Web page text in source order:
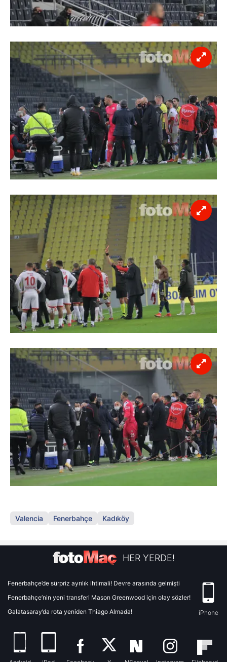
Valencia Fenerbahçe Kadıköy
HER YERDE!
Fenerbahçe’de sürpriz ayrılık ihtimali! Devre arasında gelmişti
Fenerbahçe’nin yeni transferi Mason Greenwood için olay sözler!
Galatasaray’da rota yeniden Thiago Almada!
iPhone